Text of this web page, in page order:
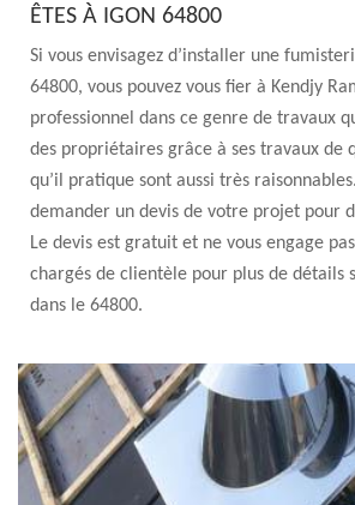
ÊTES À IGON 64800
Si vous envisagez d’installer une
64800, vous pouvez vous fier à Kendjy
professionnel dans ce genre de travaux
des propriétaires grâce à ses travaux de
qu’il pratique sont aussi très
demander un devis de votre projet pour
Le devis est gratuit et ne vous engage
chargés de clientèle pour plus de détails
dans le 64800.